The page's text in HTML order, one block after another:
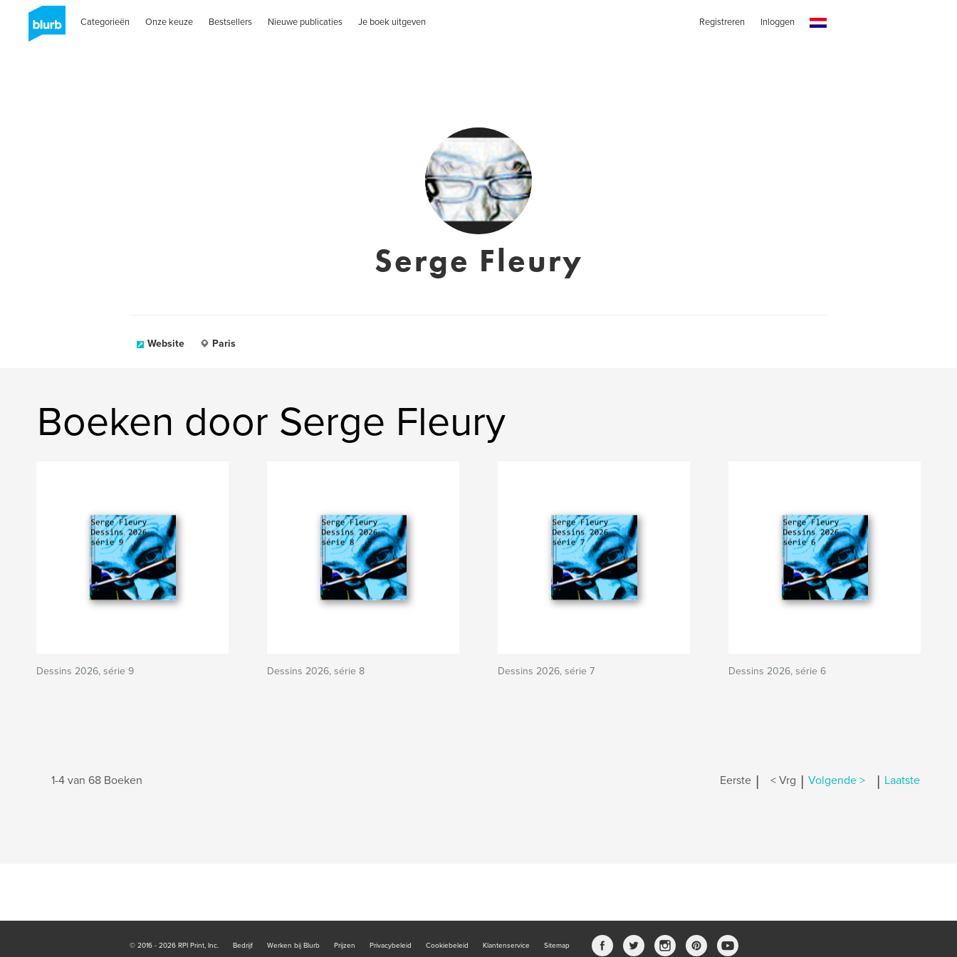
Categorieën Onze keuze Bestsellers Nieuwe publicaties Je boek uitgeven Registreren Inloggen
Serge Fleury
Website Paris
Boeken door Serge Fleury
Dessins 2026, série 9 Dessins 2026, série 8 Dessins 2026, série 7 Dessins 2026, série 6
1-4 van 68 Boeken Eerste | < Vrg | Volgende > | Laatste
© 2016 - 2026 RPI Print, Inc. Bedrijf Werken bij Blurb Prijzen Privacybeleid Cookiebeleid Klantenservice Sitemap